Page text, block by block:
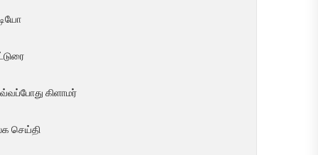
கிளாமர்
செய்தி